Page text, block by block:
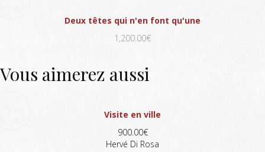
Deux têtes qui n'en font qu'une
1,200.00€
Vous aimerez aussi
Visite en ville
900.00€
Hervé Di Rosa